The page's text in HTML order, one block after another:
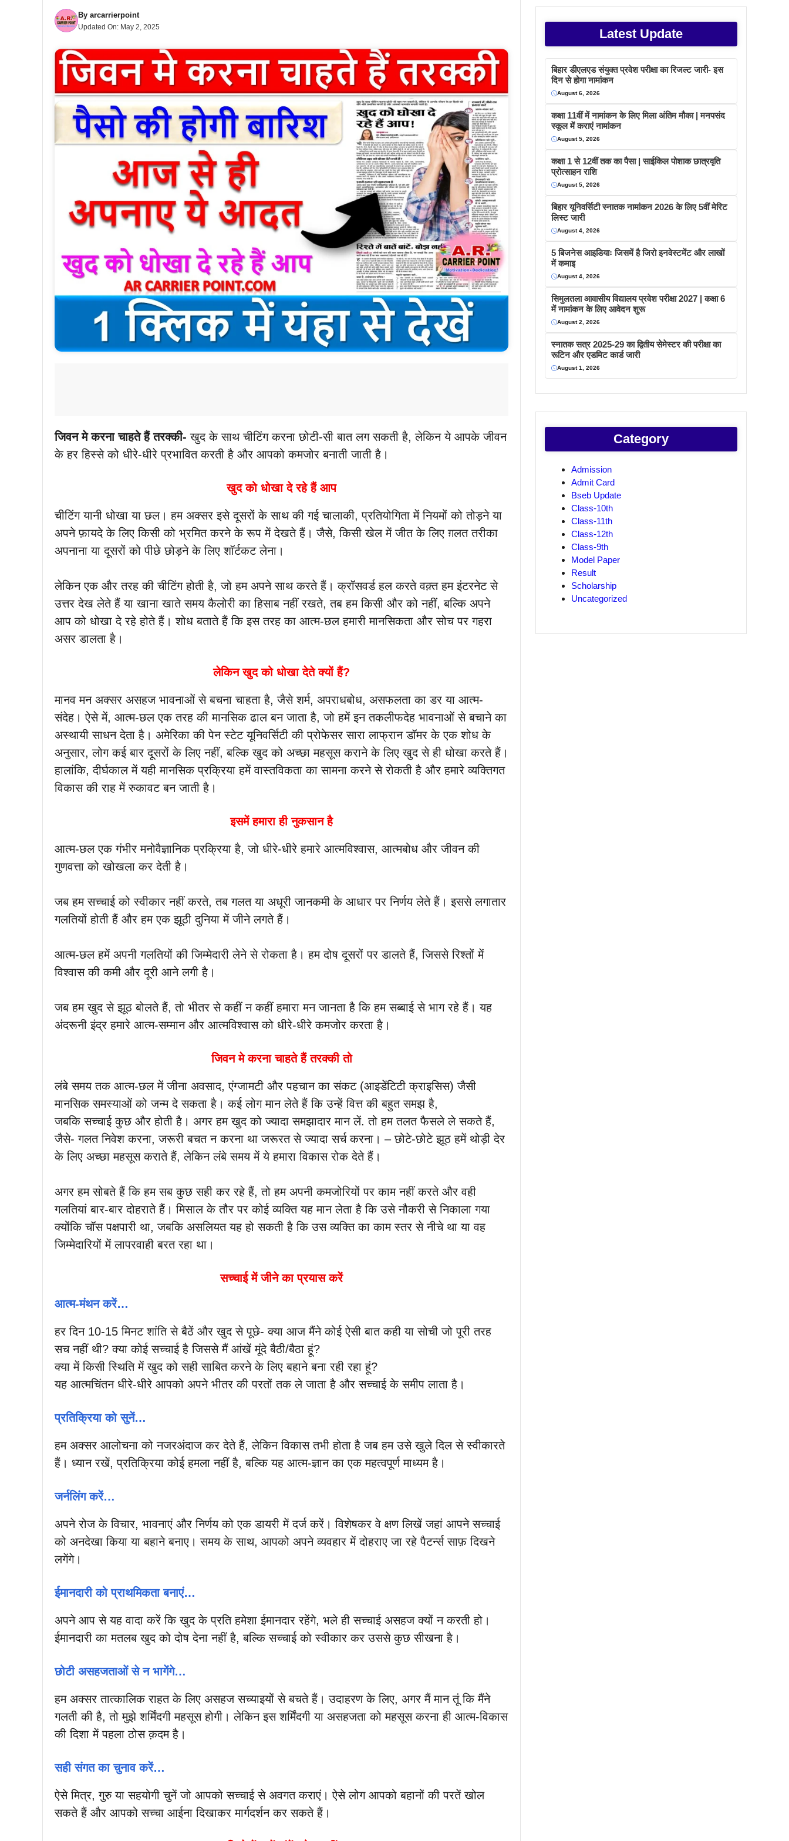
By arcarrierpoint
Updated On: May 2, 2025
जिवन मे करना चाहते हैं तरक्की-खुद के साथ चीटिंग करना छोटी-सी बात लग सकती है, लेकिन ये आपके जीवन
के हर हिस्से को धीरे-धीरे प्रभावित करती है और आपको कमजोर बनाती जाती है।
खुद को धोखा दे रहे हैं आप
चीटिंग यानी धोखा या छल। हम अक्सर इसे दूसरों के साथ की गई चालाकी, प्रतियोगिता में नियमों को तोड़ने या
अपने फ़ायदे के लिए किसी को भ्रमित करने के रूप में देखते हैं। जैसे, किसी खेल में जीत के लिए ग़लत तरीका
अपनाना या दूसरों को पीछे छोड़ने के लिए शॉर्टकट लेना।
लेकिन एक और तरह की चीटिंग होती है, जो हम अपने साथ करते हैं। क्रॉसवर्ड हल करते वक़्त हम इंटरनेट से
उत्तर देख लेते हैं या खाना खाते समय कैलोरी का हिसाब नहीं रखते, तब हम किसी और को नहीं, बल्कि अपने
आप को धोखा दे रहे होते हैं। शोध बताते हैं कि इस तरह का आत्म-छल हमारी मानसिकता और सोच पर गहरा
असर डालता है।
लेकिन खुद को धोखा देते क्यों हैं?
मानव मन अक्सर असहज भावनाओं से बचना चाहता है, जैसे शर्म, अपराधबोध, असफलता का डर या आत्म-
संदेह। ऐसे में, आत्म-छल एक तरह की मानसिक ढाल बन जाता है, जो हमें इन तकलीफदेह भावनाओं से बचाने का
अस्थायी साधन देता है। अमेरिका की पेन स्टेट यूनिवर्सिटी की प्रोफेसर सारा लाफ्रान डॉमर के एक शोध के
अनुसार, लोग कई बार दूसरों के लिए नहीं, बल्कि खुद को अच्छा महसूस कराने के लिए खुद से ही धोखा करते हैं।
हालांकि, दीर्घकाल में यही मानसिक प्रक्रिया हमें वास्तविकता का सामना करने से रोकती है और हमारे व्यक्तिगत
विकास की राह में रुकावट बन जाती है।
इसमें हमारा ही नुकसान है
आत्म-छल एक गंभीर मनोवैज्ञानिक प्रक्रिया है, जो धीरे-धीरे हमारे आत्मविश्वास, आत्मबोध और जीवन की
गुणवत्ता को खोखला कर देती है।
जब हम सच्चाई को स्वीकार नहीं करते, तब गलत या अधूरी जानकमी के आधार पर निर्णय लेते हैं। इससे लगातार
गलतियों होती हैं और हम एक झूठी दुनिया में जीने लगते हैं।
आत्म-छल हमें अपनी गलतियों की जिम्मेदारी लेने से रोकता है। हम दोष दूसरों पर डालते हैं, जिससे रिश्तों में
विश्वास की कमी और दूरी आने लगी है।
जब हम खुद से झूठ बोलते हैं, तो भीतर से कहीं न कहीं हमारा मन जानता है कि हम सब्बाई से भाग रहे हैं। यह
अंदरूनी इंद्र हमारे आत्म-सम्मान और आत्मविश्वास को धीरे-धीरे कमजोर करता है।
जिवन मे करना चाहते हैं तरक्की तो
लंबे समय तक आत्म-छल में जीना अवसाद, एंग्जामटी और पहचान का संकट (आइडेंटिटी क्राइसिस) जैसी
मानसिक समस्याओं को जन्म दे सकता है। कई लोग मान लेते हैं कि उन्हें वित्त की बहुत समझ है,
जबकि सच्चाई कुछ और होती है। अगर हम खुद को ज्यादा समझादार मान लें. तो हम तलत फैसले ले सकते हैं,
जैसे- गलत निवेश करना, जरूरी बचत न करना था जरूरत से ज्यादा सर्च करना। – छोटे-छोटे झूठ हमें थोड़ी देर
के लिए अच्छा महसूस कराते हैं, लेकिन लंबे समय में ये हमारा विकास रोक देते हैं।
अगर हम सोबते हैं कि हम सब कुछ सही कर रहे हैं, तो हम अपनी कमजोरियों पर काम नहीं करते और वही
गलतियां बार-बार दोहराते हैं। मिसाल के तौर पर कोई व्यक्ति यह मान लेता है कि उसे नौकरी से निकाला गया
क्योंकि चॉस पक्षपारी था, जबकि असलियत यह हो सकती है कि उस व्यक्ति का काम स्तर से नीचे था या वह
जिम्मेदारियों में लापरवाही बरत रहा था।
सच्चाई में जीने का प्रयास करें
आत्म-मंथन करें…
हर दिन 10-15 मिनट शांति से बैठें और खुद से पूछे- क्या आज मैंने कोई ऐसी बात कही या सोची जो पूरी तरह
सच नहीं थी? क्या कोई सच्चाई है जिससे मैं आंखें मूंदे बैठी/बैठा हूं?
क्या में किसी स्थिति में खुद को सही साबित करने के लिए बहाने बना रही रहा हूं?
यह आत्मचिंतन धीरे-धीरे आपको अपने भीतर की परतों तक ले जाता है और सच्चाई के समीप लाता है।
प्रतिक्रिया को सुनें…
हम अक्सर आलोचना को नजरअंदाज कर देते हैं, लेकिन विकास तभी होता है जब हम उसे खुले दिल से स्वीकारते
हैं। ध्यान रखें, प्रतिक्रिया कोई हमला नहीं है, बल्कि यह आत्म-ज्ञान का एक महत्वपूर्ण माध्यम है।
जर्नलिंग करें…
अपने रोज के विचार, भावनाएं और निर्णय को एक डायरी में दर्ज करें। विशेषकर वे क्षण लिखें जहां आपने सच्चाई
को अनदेखा किया या बहाने बनाए। समय के साथ, आपको अपने व्यवहार में दोहराए जा रहे पैटर्न्स साफ़ दिखने
लगेंगे।
ईमानदारी को प्राथमिकता बनाएं…
अपने आप से यह वादा करें कि खुद के प्रति हमेशा ईमानदार रहेंगे, भले ही सच्चाई असहज क्यों न करती हो।
ईमानदारी का मतलब खुद को दोष देना नहीं है, बल्कि सच्चाई को स्वीकार कर उससे कुछ सीखना है।
छोटी असहजताओं से न भागेंगे…
हम अक्सर तात्कालिक राहत के लिए असहज सच्याइयों से बचते हैं। उदाहरण के लिए, अगर मैं मान तूं कि मैंने
गलती की है, तो मुझे शर्मिंदगी महसूस होगी। लेकिन इस शर्मिंदगी या असहजता को महसूस करना ही आत्म-विकास
की दिशा में पहला ठोस क़दम है।
सही संगत का चुनाव करें…
ऐसे मित्र, गुरु या सहयोगी चुनें जो आपको सच्चाई से अवगत कराएं। ऐसे लोग आपको बहानों की परतें खोल
सकते हैं और आपको सच्चा आईना दिखाकर मार्गदर्शन कर सकते हैं।
Latest Update
बिहार डीएलएड संयुक्त प्रवेश परीक्षा का रिजल्ट जारी- इस
दिन से होगा नामांकन
August 6, 2026
कक्षा 11वीं में नामांकन के लिए मिला अंतिम मौका | मनपसंद
स्कूल में कराएं नामांकन
August 5, 2026
कक्षा 1 से 12वीं तक का पैसा | साईकिल पोशाक छात्रवृति
प्रोत्साहन राशि
August 5, 2026
बिहार यूनिवर्सिटी स्नातक नामांकन 2026 के लिए 5वीं मेरिट
लिस्ट जारी
August 4, 2026
5 बिजनेस आइडियाः जिसमें है जिरो इनवेस्टमेंट और लाखों
में कमाइ
August 4, 2026
सिमुलतला आवासीय विद्यालय प्रवेश परीक्षा 2027 | कक्षा 6
में नामांकन के लिए आवेदन शुरू
August 2, 2026
स्नातक सत्र 2025-29 का द्वितीय सेमेस्टर की परीक्षा का
रूटिन और एडमिट कार्ड जारी
August 1, 2026
Category
Admission
Admit Card
Bseb Update
Class-10th
Class-11th
Class-12th
Class-9th
Model Paper
Result
Scholarship
Uncategorized